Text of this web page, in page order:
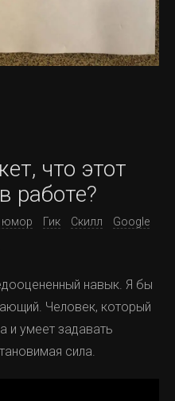
что этот
работе?
юмор Гик Скилл
Google
навык. Я бы
Человек, который
и умеет задавать
сила.